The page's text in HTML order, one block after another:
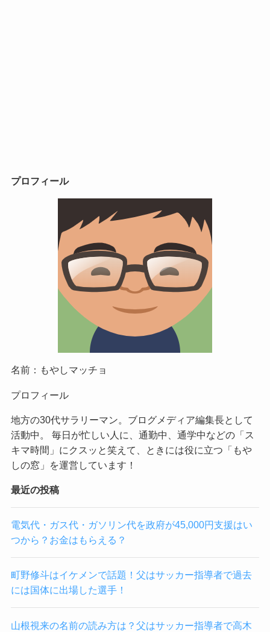
プロフィール
名前：もやしマッチョ
プロフィール
地方の30代サラリーマン。ブログメディア編集長として
活動中。 毎日が忙しい人に、通勤中、通学中などの「ス
キマ時間」にクスッと笑えて、ときには役に立つ「もや
しの窓」を運営しています！
最近の投稿
電気代・ガス代・ガソリン代を政府が45,000円支援はい
つから？お金はもらえる？
町野修斗はイケメンで話題！父はサッカー指導者で過去
には国体に出場した選手！
山根視来の名前の読み方は？父はサッカー指導者で高木